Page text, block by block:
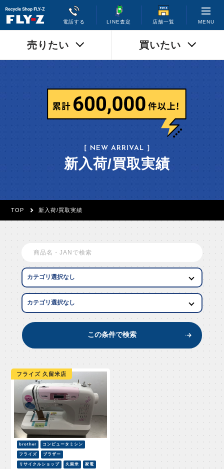
電話する LINE査定 店舗一覧 MENU
売りたい 買いたい
［ NEW ARRIVAL ］
新入荷/買取実績
TOP 新入荷/買取実績
この条件で検索
フライズ 久留米店
brother コンピュータミシン
フライズ ブラザー
リサイクルショップ 久留米 家電